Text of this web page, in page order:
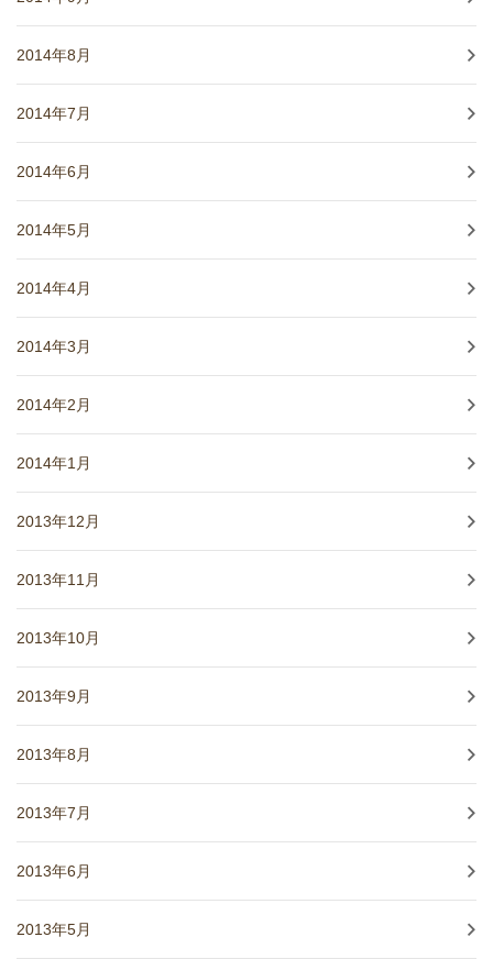
2014年8月
2014年7月
2014年6月
2014年5月
2014年4月
2014年3月
2014年2月
2014年1月
2013年12月
2013年11月
2013年10月
2013年9月
2013年8月
2013年7月
2013年6月
2013年5月